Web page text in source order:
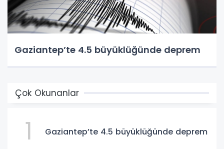
Gaziantep’te 4.5 büyüklüğünde deprem
Çok Okunanlar
1 Gaziantep’te 4.5 büyüklüğünde deprem